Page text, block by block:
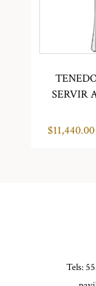
SERVIR
$11,440.00
Tels: